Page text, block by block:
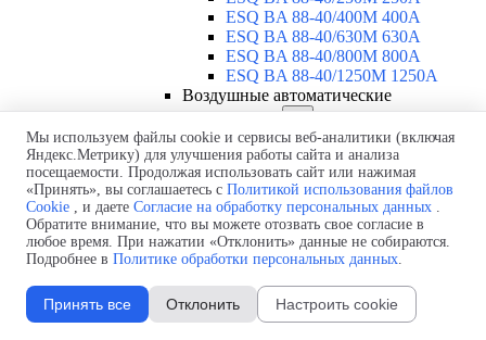
ESQ BA 88-40/400M 400A
ESQ BA 88-40/630М 630A
ESQ BA 88-40/800M 800A
ESQ BA 88-40/1250М 1250A
Воздушные автоматические
выключатели ▼
ESQ ВА99-40B 3F M2C2S2 M
2500A
ESQ ВА99-40A 3F M2C2S2 М
800A
ESQ ВА99-40A 3F M2C2S2 М
630A
ESQ ВА99-40A 3F M2C2S2 М
ESQ ВА99-40A 3F M2C2S2 М
1600A
Мы используем файлы cookie и сервисы веб-аналитики (включая
Яндекс.Метрику) для улучшения работы сайта и анализа
посещаемости. Продолжая использовать сайт или нажимая
«Принять», вы соглашаетесь с Политикой использования файлов
Cookie , и даете Согласие на обработку персональных данных .
Обратите внимание, что вы можете отозвать свое согласие в
любое время. При нажатии «Отклонить» данные не собираются.
Подробнее в Политике обработки персональных данных.
Принять все Отклонить Настроить cookie